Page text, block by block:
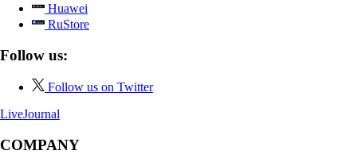
Huawei
RuStore
Follow us:
Follow us on Twitter
LiveJournal
COMPANY